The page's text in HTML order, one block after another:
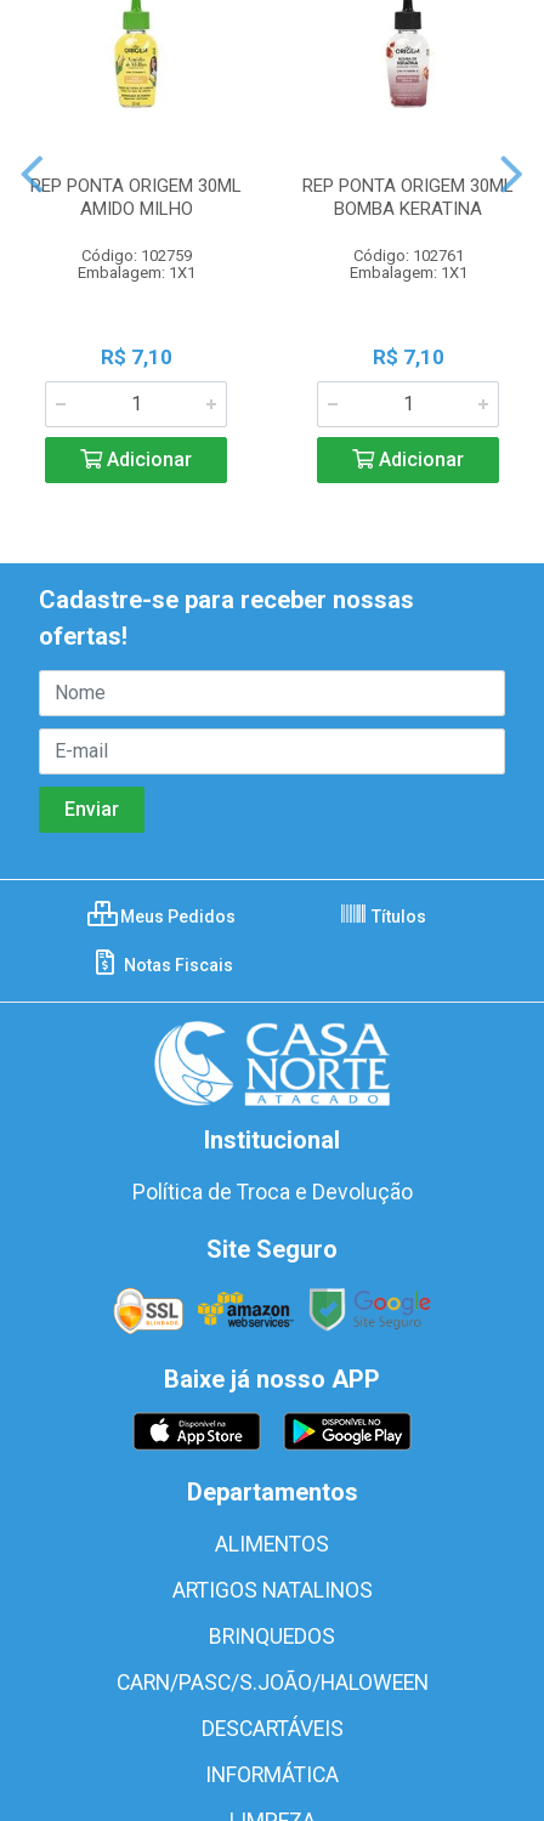
REP PONTA ORIGEM 30ML
AMIDO MILHO
Código: 102759
Embalagem: 1X1
R$ 7,10
Adicionar
REP PONTA ORIGEM 30ML
BOMBA KERATINA
Código: 102761
Embalagem: 1X1
R$ 7,10
Adicionar
Cadastre-se para receber nossas
ofertas!
Meus Pedidos Títulos
Notas Fiscais
Institucional
Política de Troca e Devolução
Site Seguro
Baixe já nosso APP
Departamentos
ALIMENTOS
ARTIGOS NATALINOS
BRINQUEDOS
CARN/PASC/S.JOÃO/HALOWEEN
DESCARTÁVEIS
INFORMÁTICA